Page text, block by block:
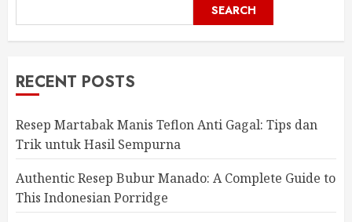
SEARCH
RECENT POSTS
Resep Martabak Manis Teflon Anti Gagal: Tips dan
Trik untuk Hasil Sempurna
Authentic Resep Bubur Manado: A Complete Guide to
This Indonesian Porridge